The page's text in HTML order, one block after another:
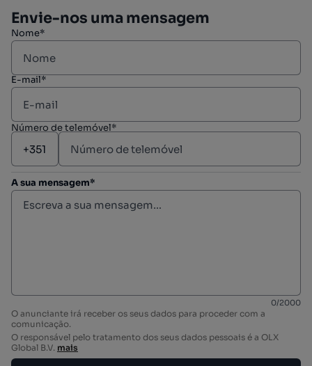
Envie-nos uma mensagem
Nome*
E-mail*
Número de telemóvel*
A sua mensagem*
0/2000
O anunciante irá receber os seus dados para proceder com a
comunicação.
O responsável pelo tratamento dos seus dados pessoais é a OLX
Global B.V. mais